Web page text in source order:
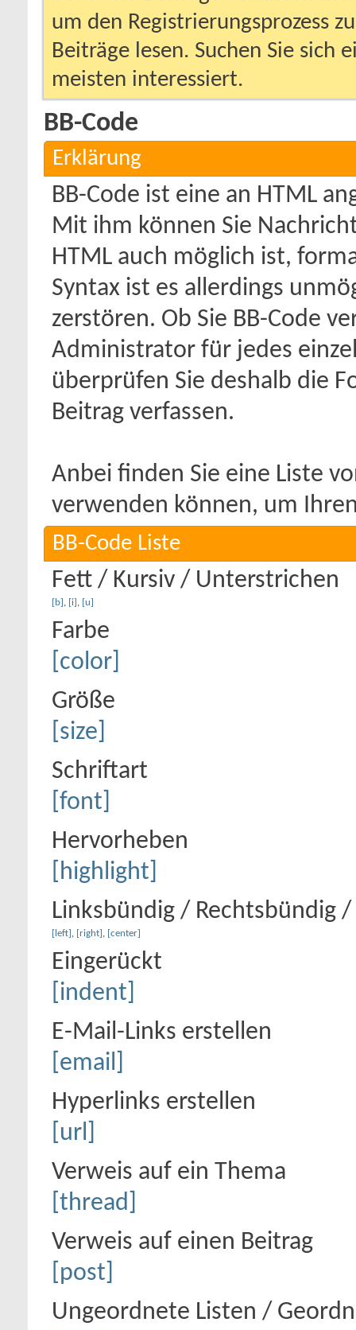
um den Registrierungsprozess
Beiträge lesen. Suchen Sie sich
meisten interessiert.
BB-Code
Erklärung
BB-Code ist eine an HTML
Mit ihm können Sie
HTML auch möglich ist,
Syntax ist es allerdings
zerstören. Ob Sie BB-Code
Administrator für jedes
überprüfen Sie deshalb die
Beitrag verfassen.
Anbei finden Sie eine Liste
verwenden können, um
BB-Code Liste
Fett / Kursiv / Unterstrichen
[b] , [i] , [u]
Farbe
[color]
Größe
[size]
Schriftart
[font]
Hervorheben
[highlight]
Linksbündig / Rechtsbündig
[left] , [right] , [center]
Eingerückt
[indent]
E-Mail-Links erstellen
[email]
Hyperlinks erstellen
[url]
Verweis auf ein Thema
[thread]
Verweis auf einen Beitrag
[post]
Ungeordnete Listen /